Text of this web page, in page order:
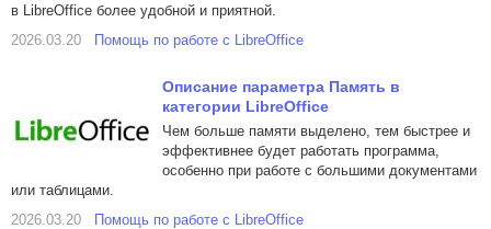
в LibreOffice более удобной и приятной.
2026.03.20
Помощь по работе с LibreOffice
Описание параметра Память в
категории LibreOffice
Чем больше памяти выделено, тем быстрее и
эффективнее будет работать программа,
особенно при работе с большими документами
или таблицами.
2026.03.20
Помощь по работе с LibreOffice